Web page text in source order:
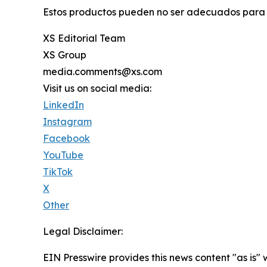
Estos productos pueden no ser adecuados
XS Editorial Team
XS Group
media.comments@xs.com
Visit us on social media:
LinkedIn
Instagram
Facebook
YouTube
TikTok
X
Other
Legal Disclaimer:
EIN Presswire provides this news content "as